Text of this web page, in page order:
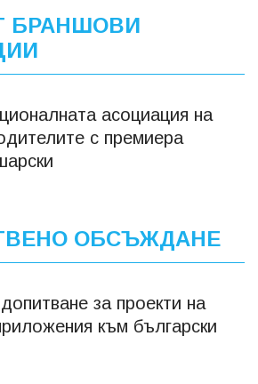
БРАНШОВИ
асоциация на
с премиера
ОБСЪЖДАНЕ
за проекти на
към български